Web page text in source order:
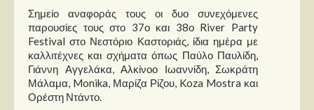
Σημείο αναφοράς τους οι δυο συνεχόμενες
παρουσίες τους στο 37ο και 38ο River Party
Festival στο Νεστόριο Καστοριάς, ίδια ημέρα με
καλλιτέχνες και σχήματα όπως Παύλο Παυλίδη,
Γιάννη Αγγελάκα, Αλκίνοο Ιωαννίδη, Σωκράτη
Μάλαμα, Monika, Μαρίζα Ρίζου, Koza Mostra και
Ορέστη Ντάντο.